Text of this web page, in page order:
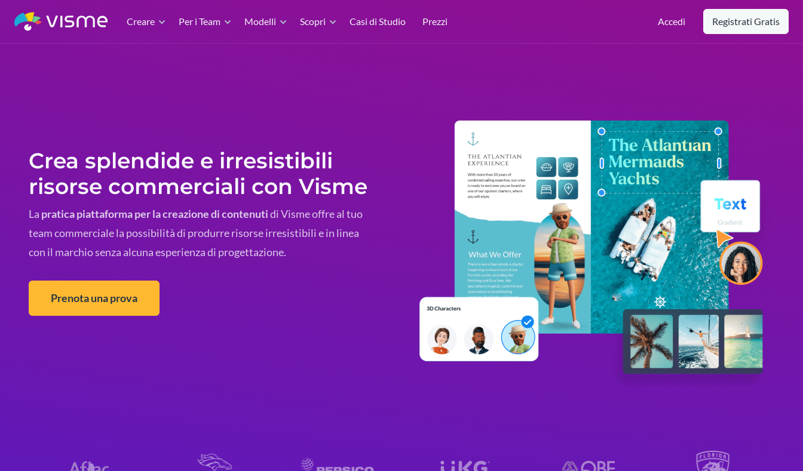
Creare Per i Team Modelli Scopri Casi di Studio Prezzi Accedi Registrati Gratis
Crea splendide e irresistibili
risorse commerciali con Visme
La pratica piattaforma per la creazione di contenutidi Visme offre al tuo
team commerciale la possibilità di produrre risorse irresistibili e in linea
con il marchio senza alcuna esperienza di progettazione.
Prenota una prova